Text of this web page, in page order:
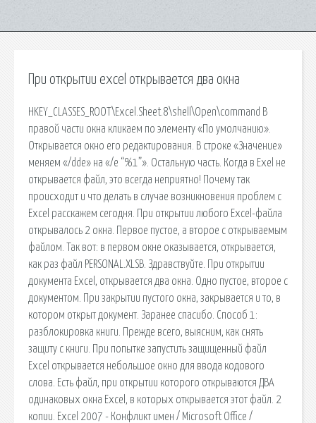
При открытии excel открывается два окна
HKEY_CLASSES_ROOT\Excel.Sheet.8\shell\Open\command В
правой части окна кликаем по элементу «По умолчанию».
Открывается окно его редактирования. В строке «Значение»
меняем «/dde» на «/e “%1”». Остальную часть. Когда в Exel не
открывается файл, это всегда неприятно! Почему так
происходит и что делать в случае возникновения проблем с
Excel расскажем сегодня. При открытии любого Excel-файла
открывалось 2 окна. Первое пустое, а второе с открываемым
файлом. Так вот: в первом окне оказывается, открывается,
как раз файл PERSONAL.XLSB. Здравствуйте. При открытии
документа Excel, открывается два окна. Одно пустое, второе с
документом. При закрытии пустого окна, закрывается и то, в
котором открыт документ. Заранее спасибо. Способ 1:
разблокировка книги. Прежде всего, выясним, как снять
защиту с книги. При попытке запустить защищенный файл
Excel открывается небольшое окно для ввода кодового
слова. Есть файл, при открытии которого открываются ДВА
одинаковых окна Excel, в которых открывается этот файл. 2
копии. Excel 2007 - Конфликт имен / Microsoft Office /